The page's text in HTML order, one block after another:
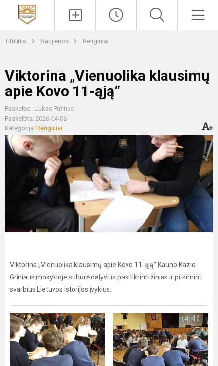
Titulinis Naujienos Renginiai
Viktorina „Vienuolika klausimų
apie Kovo 11-ąją“
Paskelbė : Lukas Putinas
Paskelbta: 2026-04-06
Kategorija: Renginiai
Viktorina „Vienuolika klausimų apie Kovo 11-ąją“ Kauno Kazio
Griniaus mokykloje subūrė dalyvius pasitikrinti žinias ir prisiminti
svarbius Lietuvos istorijos įvykius.